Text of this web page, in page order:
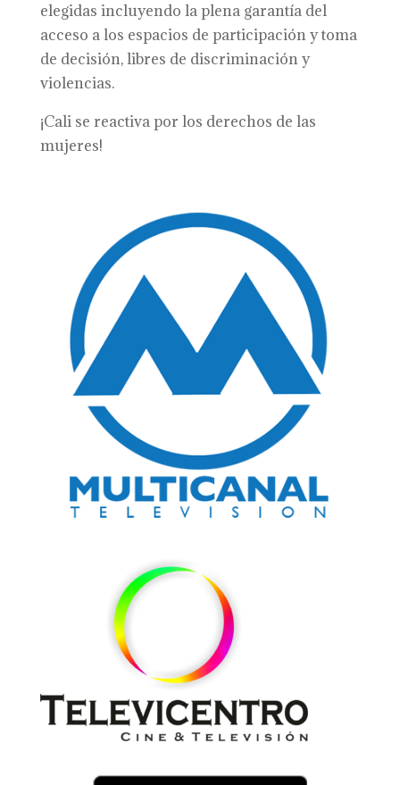
elegidas incluyendo la plena garantía del
acceso a los espacios de participación y toma
de decisión, libres de discriminación y
violencias.
¡Cali se reactiva por los derechos de las
mujeres!